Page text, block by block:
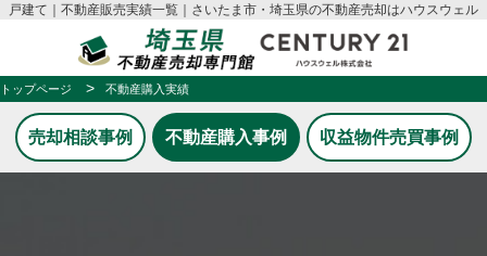
戸建て｜不動産販売実績一覧｜さいたま市・埼玉県の不動産売却はハウスウェル
トップページ 不動産購入実績
売却相談事例 不動産購入事例 収益物件売買事例